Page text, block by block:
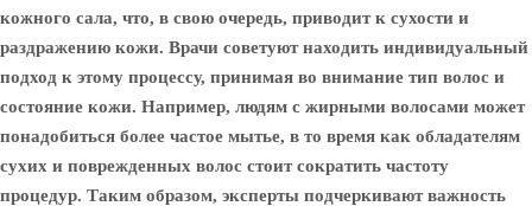
кожного сала, что, в свою очередь, приводит к сухости и
раздражению кожи. Врачи советуют находить индивидуальный
подход к этому процессу, принимая во внимание тип волос и
состояние кожи. Например, людям с жирными волосами может
понадобиться более частое мытье, в то время как обладателям
сухих и поврежденных волос стоит сократить частоту
процедур. Таким образом, эксперты подчеркивают важность